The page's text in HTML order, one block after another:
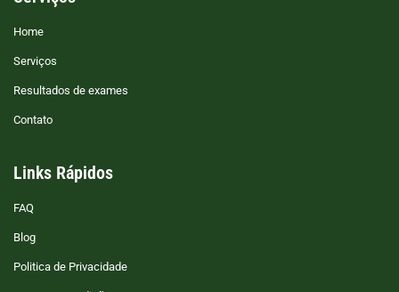
Home
Serviços
Resultados de exames
Contato
Links Rápidos
FAQ
Blog
Politica de Privacidade